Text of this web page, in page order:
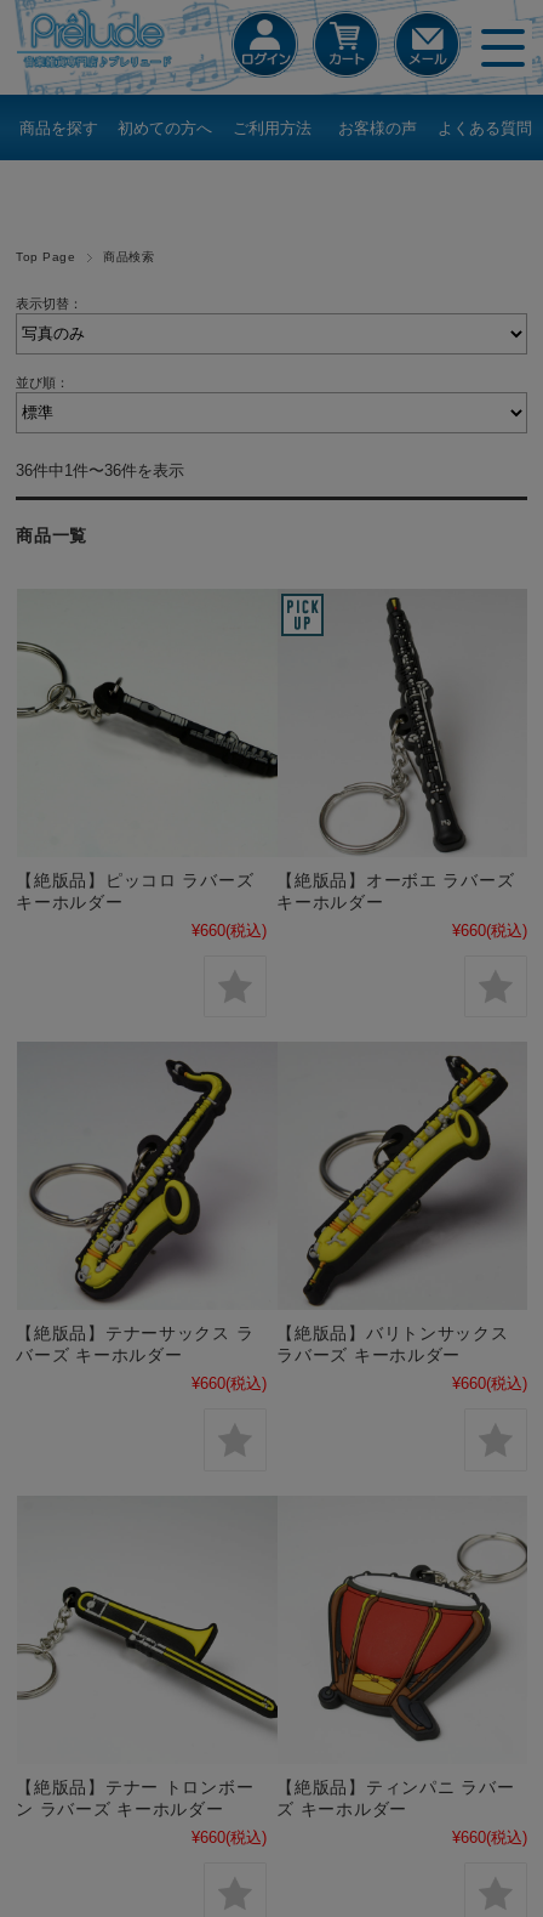
商品を探す 初めての方へ ご利用方法 お客様の声 よくある質問
Top Page 商品検索
表示切替：
並び順：
36件中1件〜36件を表示
商品一覧
【絶版品】ピッコロ ラバーズ
キーホルダー
¥660(税込)
【絶版品】オーボエ ラバーズ
キーホルダー
¥660(税込)
【絶版品】テナーサックス ラ
バーズ キーホルダー
¥660(税込)
【絶版品】バリトンサックス
ラバーズ キーホルダー
¥660(税込)
【絶版品】テナー トロンボー
ン ラバーズ キーホルダー
¥660(税込)
【絶版品】ティンパニ ラバー
ズ キーホルダー
¥660(税込)